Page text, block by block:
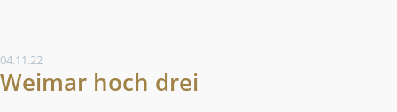
04.11.22
Weimar hoch drei